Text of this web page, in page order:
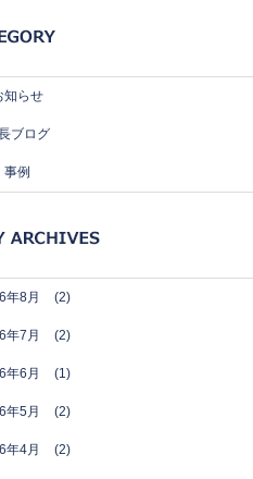
知らせ
ブログ
事例
年8月 (2)
年7月 (2)
年6月 (1)
年5月 (2)
年4月 (2)